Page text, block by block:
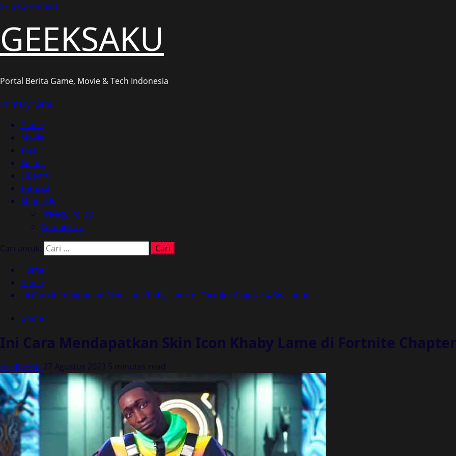
Skip to content
GEEKSAKU
Portal Berita Game, Movie & Tech Indonesia
Primary Menu
Game
Movie
Tech
Anime
E-Sport
Tutorial
About Us
Privacy Policy
Contact Us
Cari untuk:
Home
Game
Ini Cara Mendapatkan Skin Icon Khaby Lame di Fortnite Chapter 4 Season 4
Game
Ini Cara Mendapatkan Skin Icon Khaby Lame di Fortnite Chapter
GEEKSAKU 27 Agustus 2023 5 minutes read